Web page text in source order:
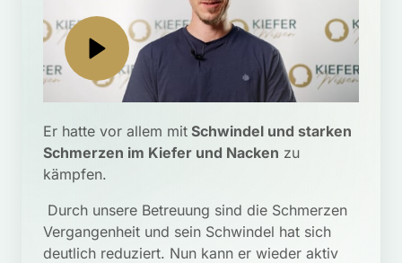
Er hatte vor allem mit Schwindel und starken
Schmerzen im Kiefer und Nacken zu
kämpfen.
Vergangenheit und sein Schwindel hat sich
deutlich reduziert. Nun kann er wieder aktiv